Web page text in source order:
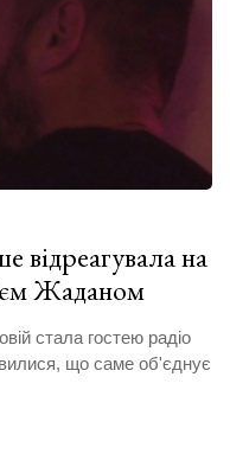
відреагувала на
Жаданом
стала гостею радіо
що саме об'єднує